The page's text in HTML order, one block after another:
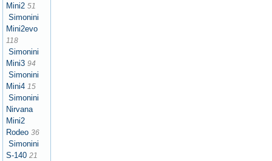
Mini2 51
Simonini
Mini2evo
118
Simonini
Mini3 94
Simonini
Mini4 15
Simonini
Nirvana
Mini2
Rodeo 36
Simonini
S-140 21